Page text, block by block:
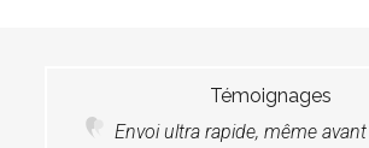
Témoignages
Envoi ultra rapide, même